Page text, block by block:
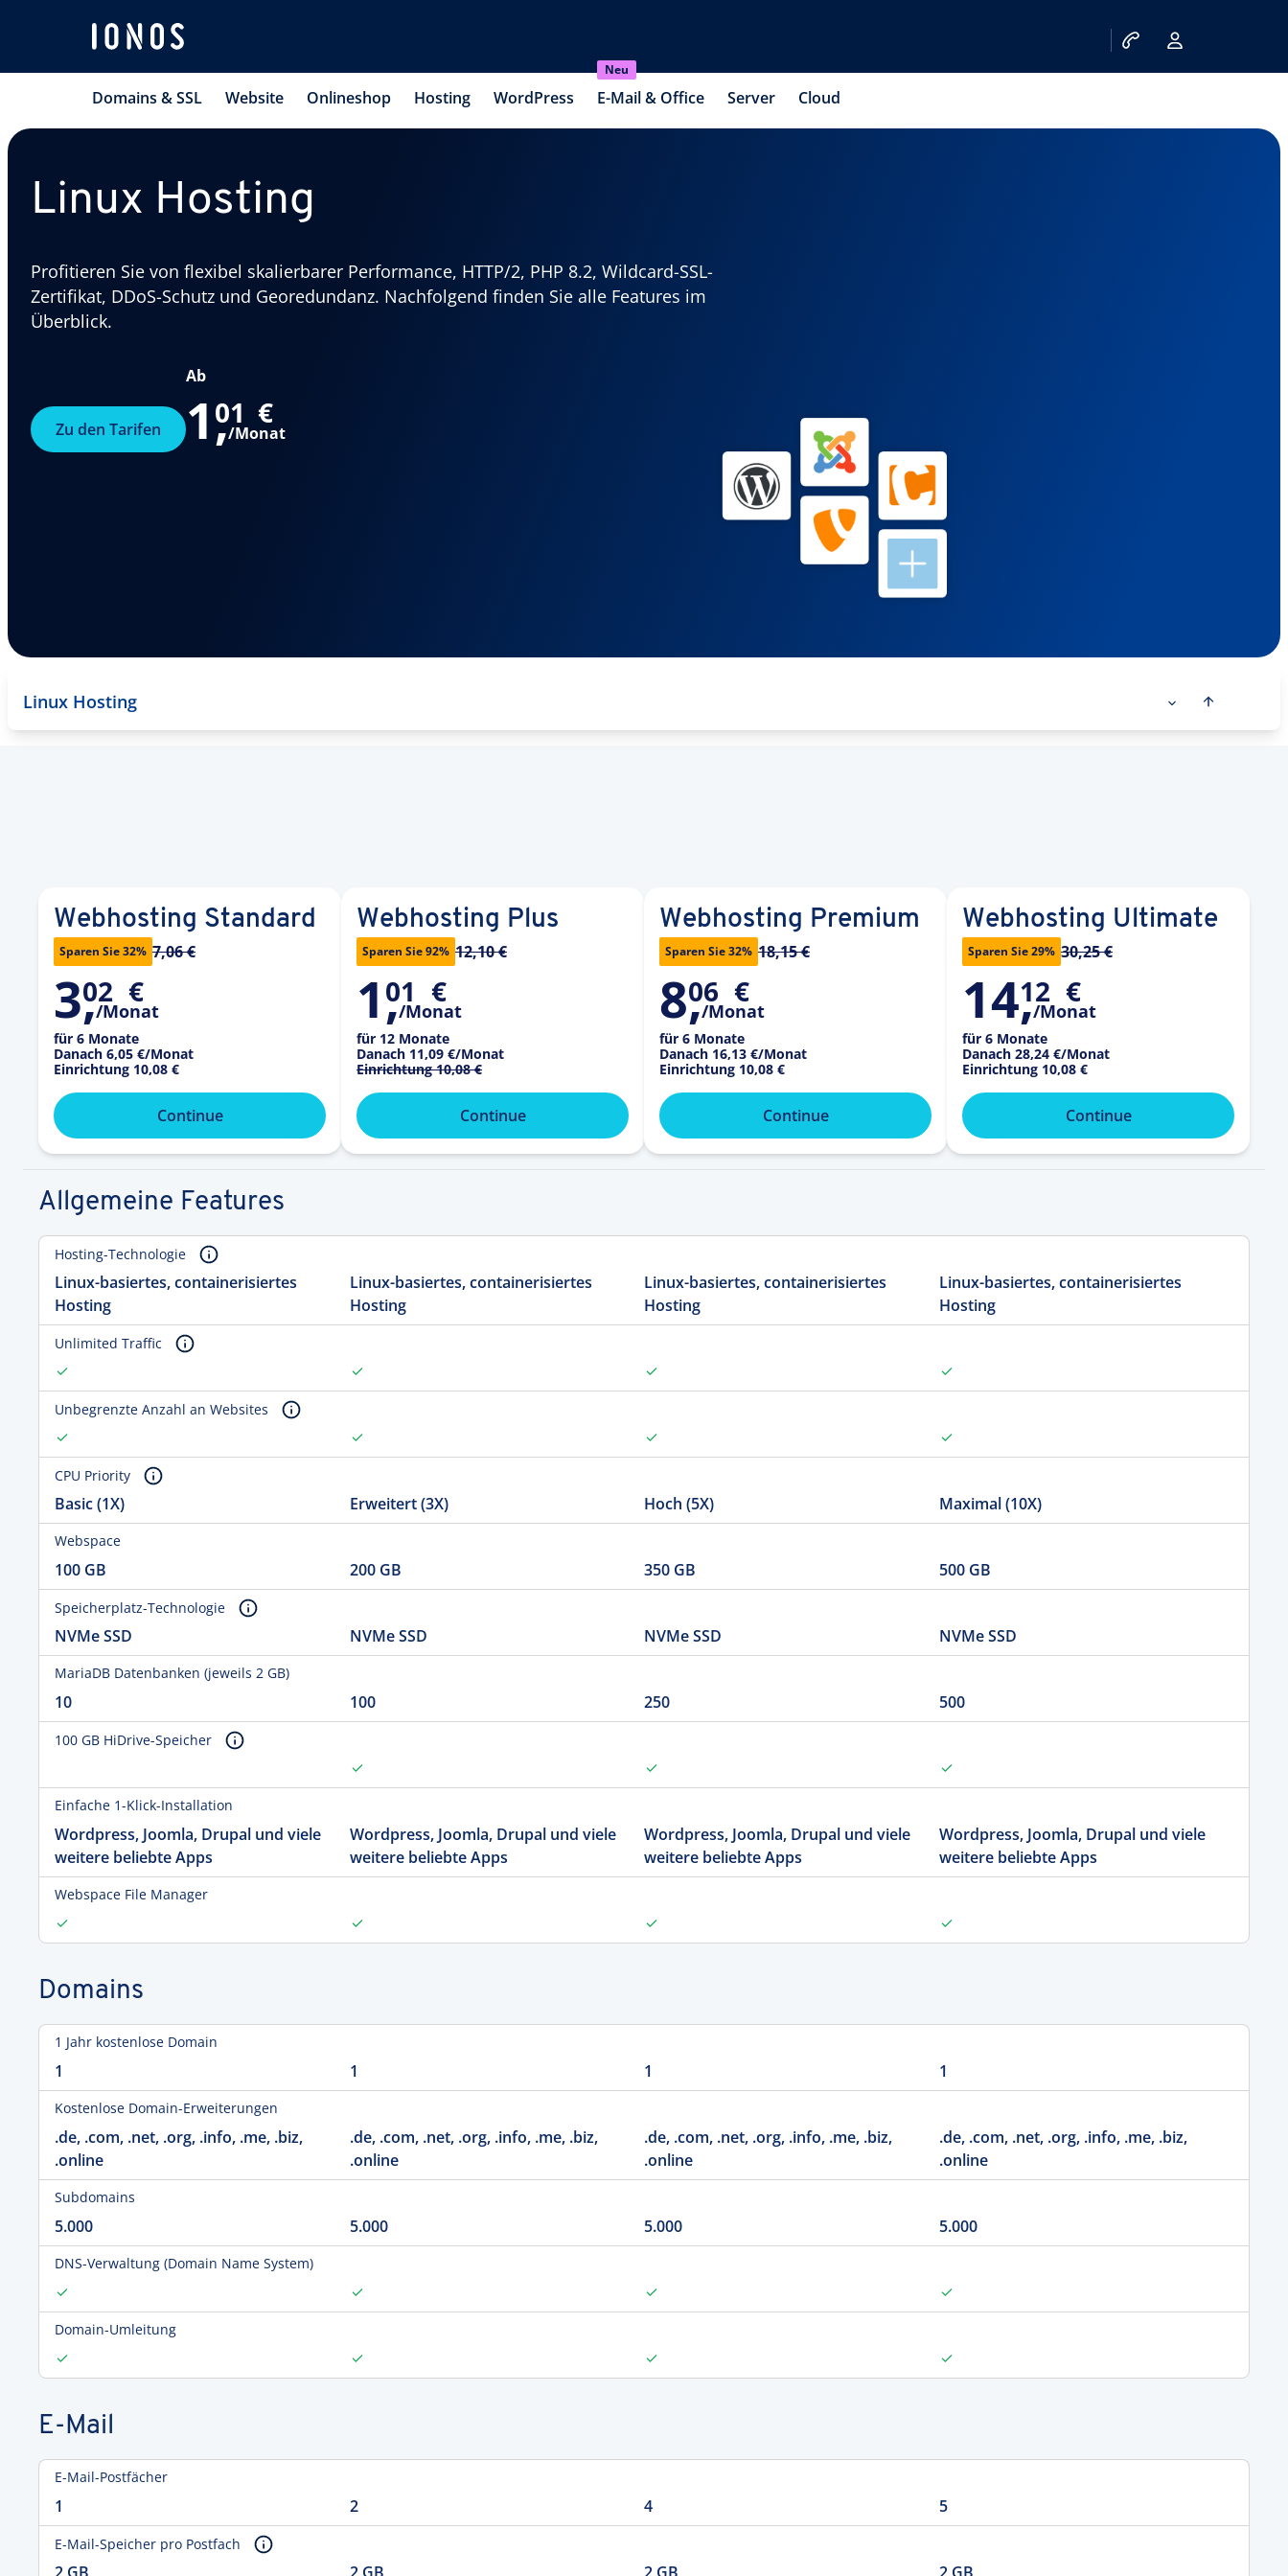
Domains & SSL Website Onlineshop Hosting WordPress
Neu
E-Mail & Office Server Cloud
Linux Hosting
Profitieren Sie von flexibel skalierbarer Performance, HTTP/2, PHP 8.2, Wildcard-SSL-
Zertifikat, DDoS-Schutz und Georedundanz. Nachfolgend finden Sie alle Features im
Überblick.
Ab
1,
01 €
/Monat
Zu den Tarifen
Linux Hosting
Webhosting Standard
Sparen Sie 32% 7,06 €
3,
02 €
/Monat
für 6 Monate
Danach 6,05 €/Monat
Einrichtung 10,08 €
Continue
Webhosting Plus
Sparen Sie 92% 12,10 €
1,
01 €
/Monat
für 12 Monate
Danach 11,09 €/Monat
Einrichtung 10,08 €
Continue
Webhosting Premium
Sparen Sie 32% 18,15 €
8,
06 €
/Monat
für 6 Monate
Danach 16,13 €/Monat
Einrichtung 10,08 €
Continue
Webhosting Ultimate
Sparen Sie 29% 30,25 €
14,
12 €
/Monat
für 6 Monate
Danach 28,24 €/Monat
Einrichtung 10,08 €
Continue
Allgemeine Features
Hosting-Technologie
Linux-basiertes, containerisiertes
Hosting
Linux-basiertes, containerisiertes
Hosting
Linux-basiertes, containerisiertes
Hosting
Linux-basiertes, containerisiertes
Hosting
Unlimited Traffic
Unbegrenzte Anzahl an Websites
CPU Priority
Basic (1X) Erweitert (3X) Hoch (5X) Maximal (10X)
Webspace
100 GB 200 GB 350 GB 500 GB
Speicherplatz-Technologie
NVMe SSD NVMe SSD NVMe SSD NVMe SSD
MariaDB Datenbanken (jeweils 2 GB)
10 100 250 500
100 GB HiDrive-Speicher
Einfache 1-Klick-Installation
Wordpress, Joomla, Drupal und viele
weitere beliebte Apps
Wordpress, Joomla, Drupal und viele
weitere beliebte Apps
Wordpress, Joomla, Drupal und viele
weitere beliebte Apps
Wordpress, Joomla, Drupal und viele
weitere beliebte Apps
Webspace File Manager
Domains
1 Jahr kostenlose Domain
1 1 1 1
Kostenlose Domain-Erweiterungen
.de, .com, .net, .org, .info, .me, .biz,
.online
.de, .com, .net, .org, .info, .me, .biz,
.online
.de, .com, .net, .org, .info, .me, .biz,
.online
.de, .com, .net, .org, .info, .me, .biz,
.online
Subdomains
5.000 5.000 5.000 5.000
DNS-Verwaltung (Domain Name System)
Domain-Umleitung
E-Mail
E-Mail-Postfächer
1 2 4 5
E-Mail-Speicher pro Postfach